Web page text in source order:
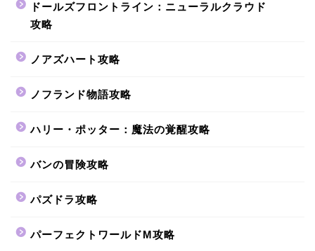
ドールズフロントライン：ニューラルクラウド
攻略
ノアズハート攻略
ノフランド物語攻略
ハリー・ポッター：魔法の覚醒攻略
バンの冒険攻略
パズドラ攻略
パーフェクトワールドM攻略